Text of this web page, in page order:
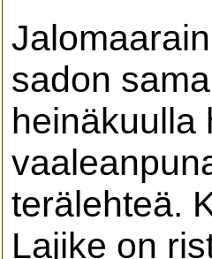
sadon
heinäkuulla
terälehteä.
Lajike on